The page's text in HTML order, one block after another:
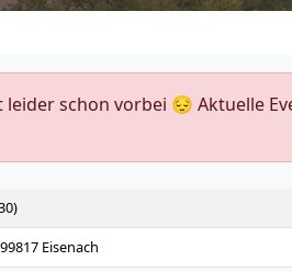
schon vorbei 😔 Aktuelle
Eisenach